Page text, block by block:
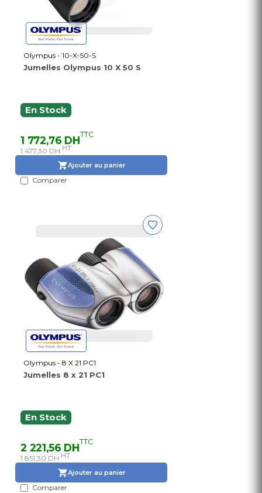
Olympus - 10-X-50-S
Jumelles Olympus 10 X 50 S
En Stock
1 772,76 DHTTC
1 477,30 DH HT
Ajouter au panier
Comparer
Olympus - 8 X 21 PC1
Jumelles 8 x 21 PC1
En Stock
2 221,56 DHTTC
1 851,30 DH HT
Ajouter au panier
Comparer